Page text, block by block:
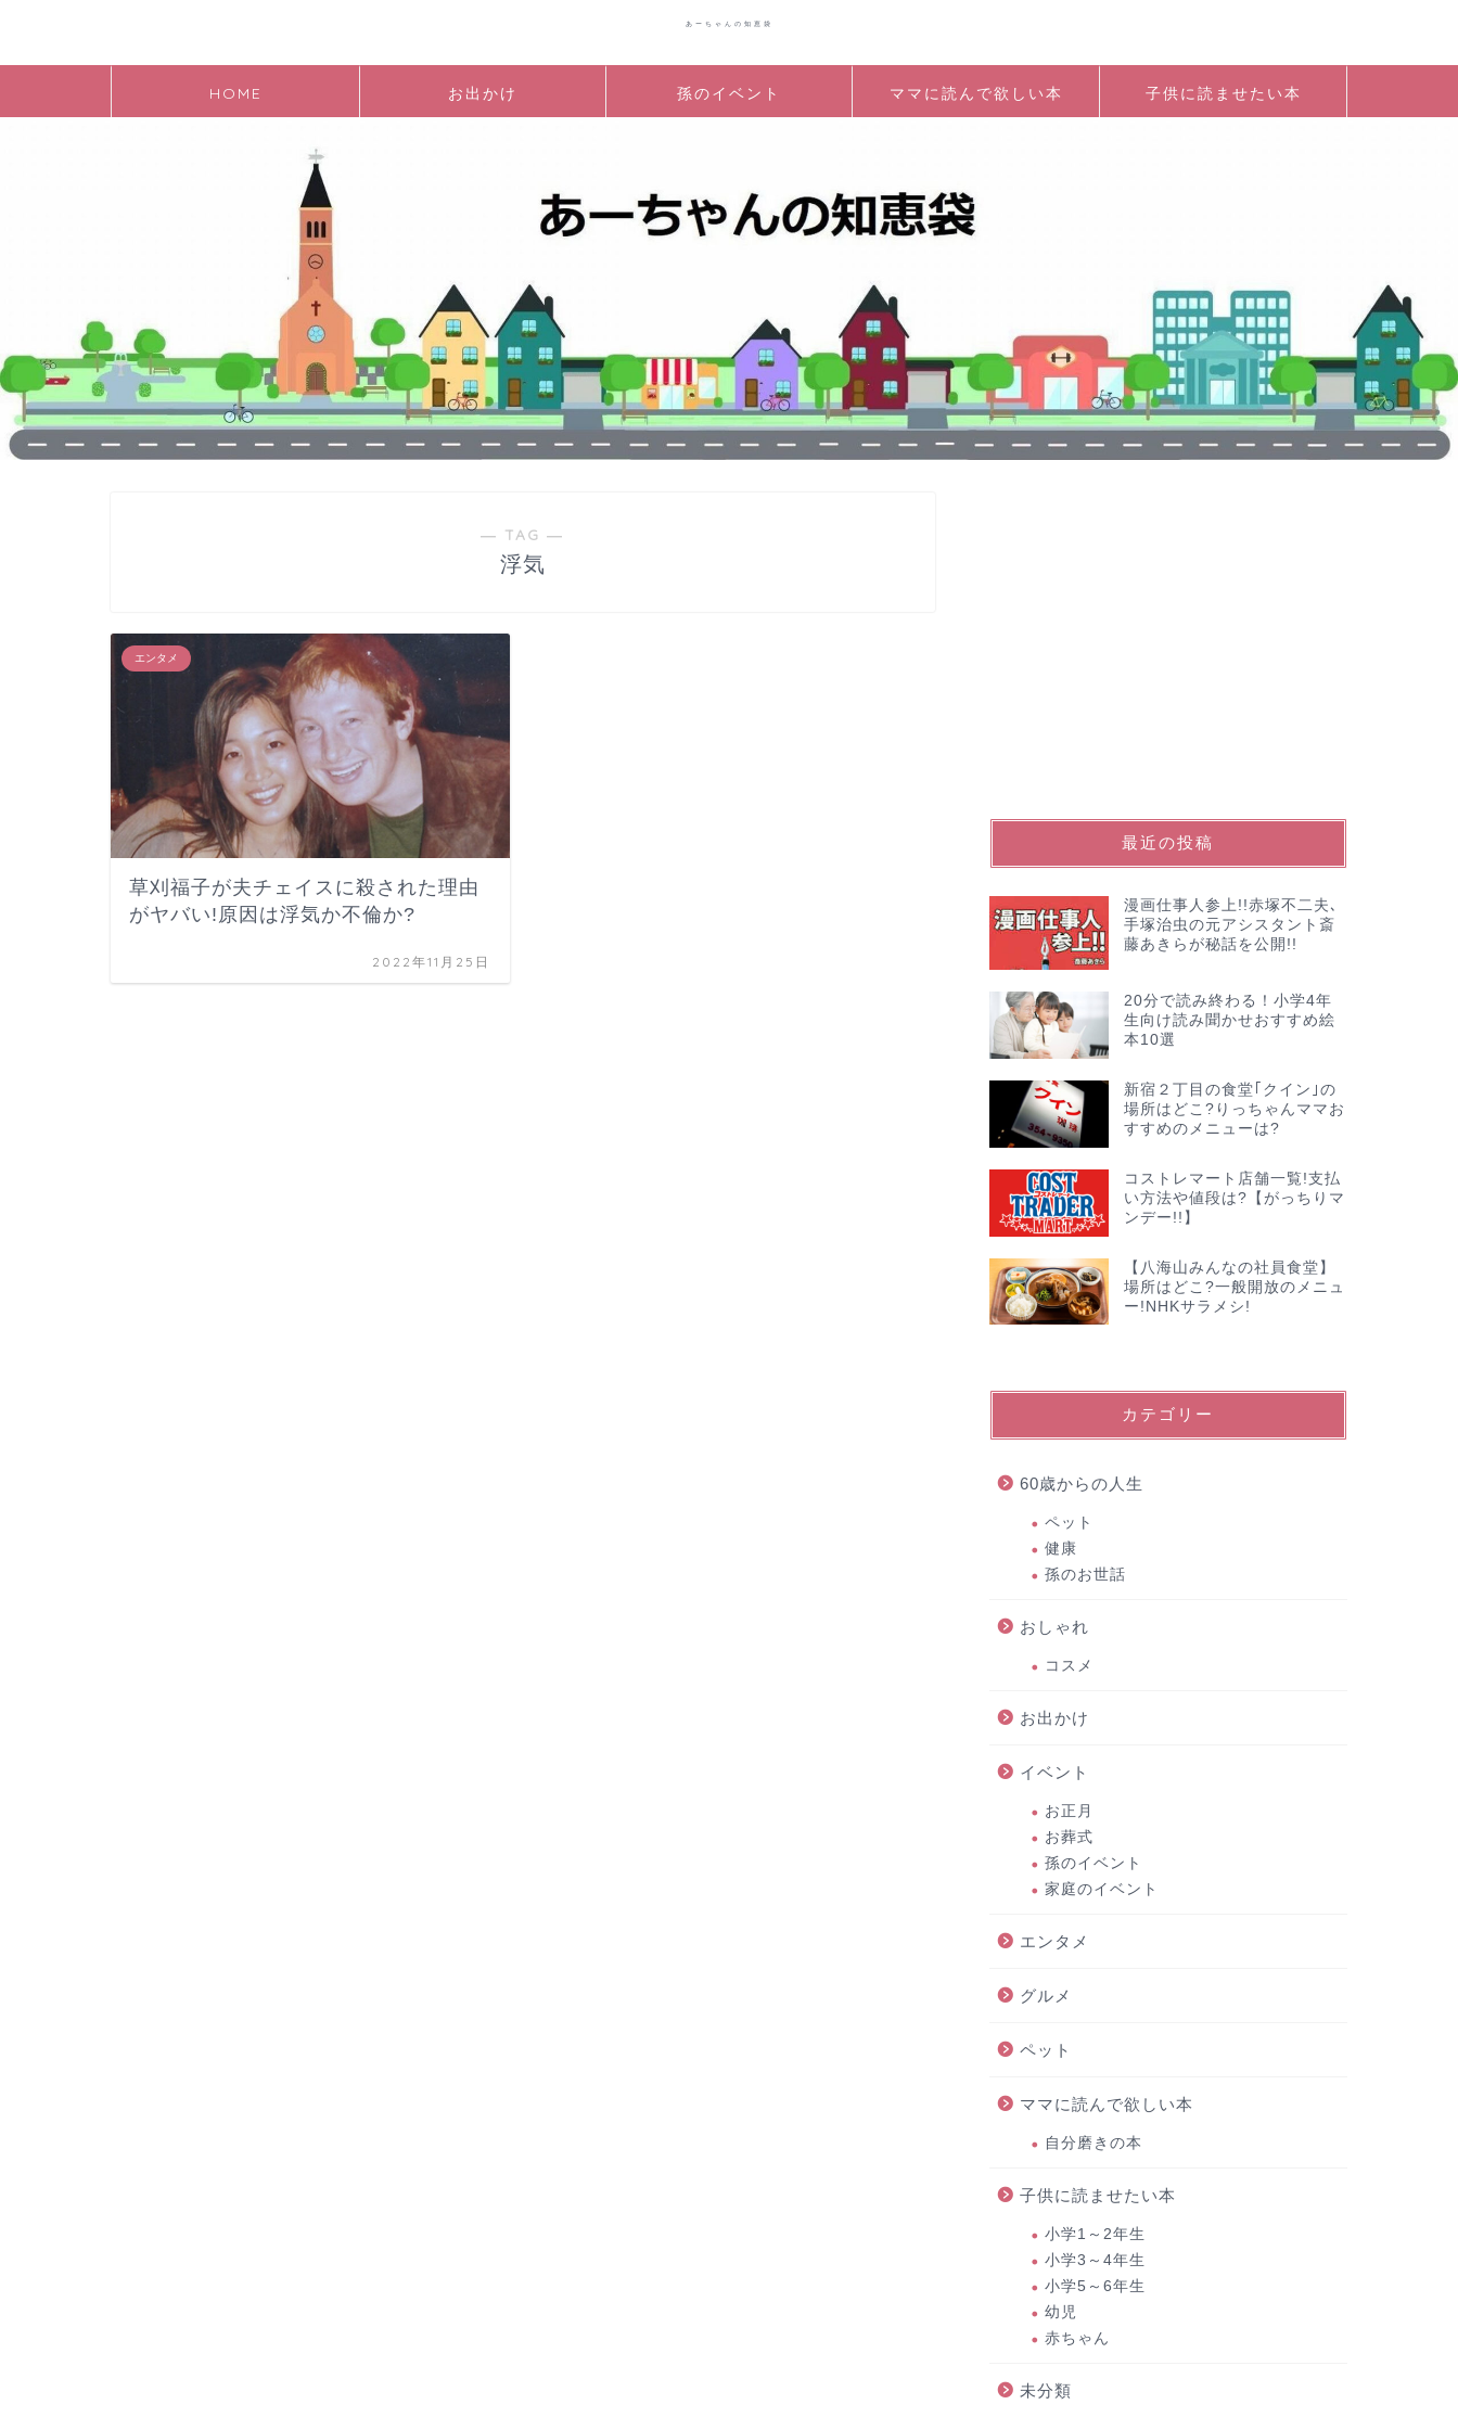
あーちゃんの知恵袋
HOME お出かけ 孫のイベント ママに読んで欲しい本 子供に読ませたい本
― TAG ―
浮気
エンタメ
草刈福子が夫チェイスに殺された理由
がヤバい!原因は浮気か不倫か?
2022年11月25日
最近の投稿
漫画仕事人参上!!赤塚不二夫､
手塚治虫の元アシスタント斎
藤あきらが秘話を公開!!
20分で読み終わる！小学4年
生向け読み聞かせおすすめ絵
本10選
新宿２丁目の食堂｢クイン｣の
場所はどこ?りっちゃんママお
すすめのメニューは?
コストレマート店舗一覧!支払
い方法や値段は?【がっちりマ
ンデー!!】
【八海山みんなの社員食堂】
場所はどこ?一般開放のメニュ
ー!NHKサラメシ!
カテゴリー
60歳からの人生
ペット
健康
孫のお世話
おしゃれ
コスメ
お出かけ
イベント
お正月
お葬式
孫のイベント
家庭のイベント
エンタメ
グルメ
ペット
ママに読んで欲しい本
自分磨きの本
子供に読ませたい本
小学1～2年生
小学3～4年生
小学5～6年生
幼児
赤ちゃん
未分類